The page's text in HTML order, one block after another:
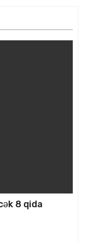
8 qida